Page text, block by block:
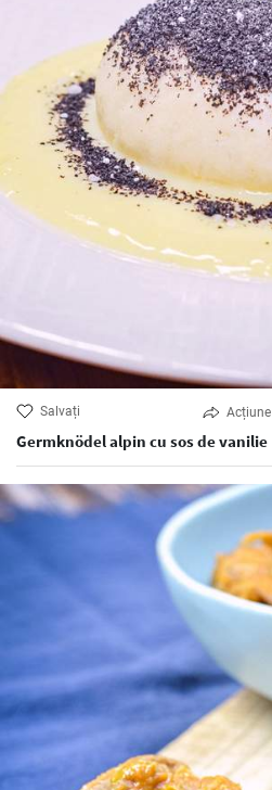
Salvați Acțiune
Germknödel alpin cu sos de vanilie